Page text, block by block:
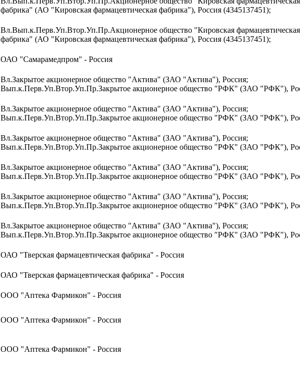
фабрика" (АО "Кировская фармацевтическая фабрика"), Россия (4345137451);
Вл.Вып.к.Перв.Уп.Втор.Уп.Пр.Акционерное общество "Кировская фармацевтическая
фабрика" (АО "Кировская фармацевтическая фабрика"), Россия (4345137451);
ОАО "Самарамедпром" - Россия
Вл.Закрытое акционерное общество "Актива" (ЗАО "Актива"), Россия;
Вып.к.Перв.Уп.Втор.Уп.Пр.Закрытое акционерное общество "РФК" (ЗАО "РФК"),
Вл.Закрытое акционерное общество "Актива" (ЗАО "Актива"), Россия;
Вып.к.Перв.Уп.Втор.Уп.Пр.Закрытое акционерное общество "РФК" (ЗАО "РФК"),
Вл.Закрытое акционерное общество "Актива" (ЗАО "Актива"), Россия;
Вып.к.Перв.Уп.Втор.Уп.Пр.Закрытое акционерное общество "РФК" (ЗАО "РФК"),
Вл.Закрытое акционерное общество "Актива" (ЗАО "Актива"), Россия;
Вып.к.Перв.Уп.Втор.Уп.Пр.Закрытое акционерное общество "РФК" (ЗАО "РФК"),
Вл.Закрытое акционерное общество "Актива" (ЗАО "Актива"), Россия;
Вып.к.Перв.Уп.Втор.Уп.Пр.Закрытое акционерное общество "РФК" (ЗАО "РФК"),
Вл.Закрытое акционерное общество "Актива" (ЗАО "Актива"), Россия;
Вып.к.Перв.Уп.Втор.Уп.Пр.Закрытое акционерное общество "РФК" (ЗАО "РФК"),
ОАО "Тверская фармацевтическая фабрика" - Россия
ОАО "Тверская фармацевтическая фабрика" - Россия
ООО "Аптека Фармикон" - Россия
ООО "Аптека Фармикон" - Россия
ООО "Аптека Фармикон" - Россия